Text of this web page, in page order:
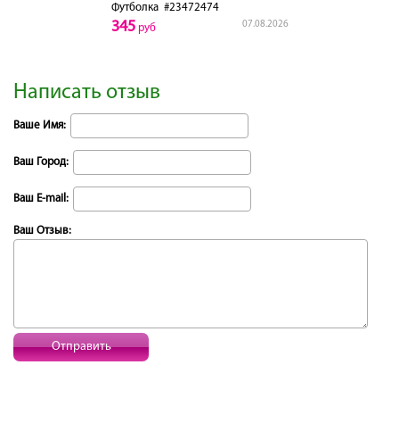
Футболка#23472474
07.08.2026
345руб
Написать отзыв
Ваше Имя:
Ваш Город:
Ваш E-mail:
Ваш Отзыв:
Отправить